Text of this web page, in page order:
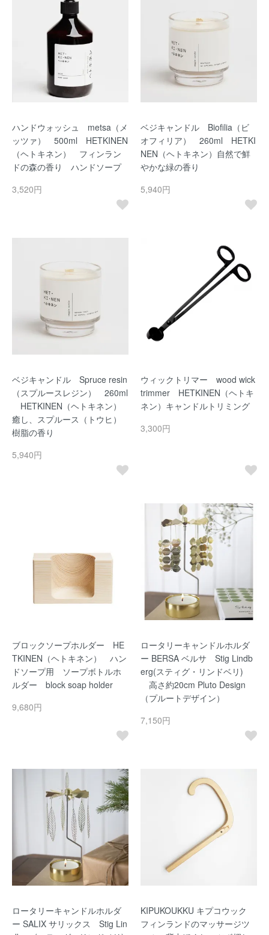
ハンドウォッシュ metsa（メ
ッツァ） 500ml HETKINEN
（ヘトキネン） フィンラン
ドの森の香り ハンドソープ
3,520円
ベジキャンドル Biofilia（ビ
オフィリア） 260ml HETKI
NEN（ヘトキネン）自然で鮮
やかな緑の香り
5,940円
ベジキャンドル Spruce resin
（スプルースレジン） 260ml
HETKINEN（ヘトキネン）
癒し、スプルース（トウヒ）
樹脂の香り
5,940円
ウィックトリマー wood wick
trimmer HETKINEN（ヘトキ
ネン）キャンドルトリミング
3,300円
ブロックソープホルダー HE
TKINEN（ヘトキネン） ハン
ドソープ用 ソープボトルホ
ルダー block soap holder
9,680円
ロータリーキャンドルホルダ
ー BERSA ベルサ Stig Lindb
erg(スティグ・リンドベリ)
高さ約20cm Pluto Design
（プルートデザイン）
7,150円
ロータリーキャンドルホルダ
ー SALIX サリックス Stig Lin
KIPUKOUKKU キプコウック
フィンランドのマッサージツ